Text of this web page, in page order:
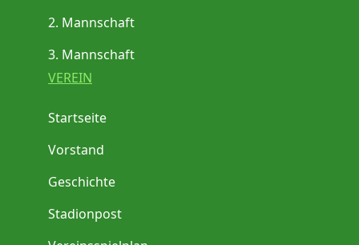
2. Mannschaft
3. Mannschaft
VEREIN
Startseite
Vorstand
Geschichte
Stadionpost